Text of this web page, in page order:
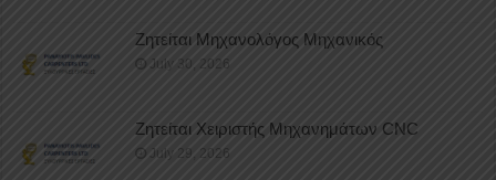
Ζητείται Μηχανολόγος Μηχανικός
July 30, 2026
Ζητείται Χειριστής Μηχανημάτων CNC
July 29, 2026